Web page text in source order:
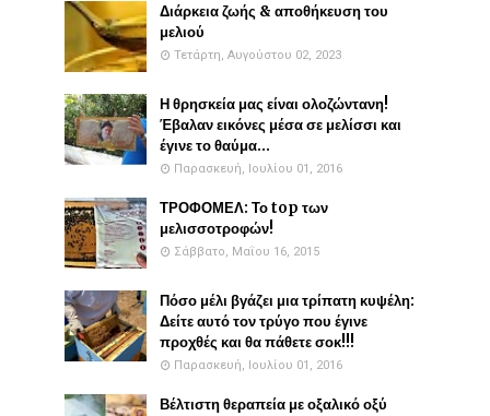
Διάρκεια ζωής & αποθήκευση του
μελιού
Τετάρτη, Αυγούστου 02, 2023
Η θρησκεία μας είναι ολοζώντανη!
Έβαλαν εικόνες μέσα σε μελίσσι και
έγινε το θαύμα...
Παρασκευή, Ιουλίου 01, 2016
ΤΡΟΦΟΜΕΛ: Το top των
μελισσοτροφών!
Σάββατο, Μαΐου 16, 2015
Πόσο μέλι βγάζει μια τρίπατη κυψέλη:
Δείτε αυτό τον τρύγο που έγινε
προχθές και θα πάθετε σοκ!!!
Παρασκευή, Ιουλίου 01, 2016
Βέλτιστη θεραπεία με οξαλικό οξύ